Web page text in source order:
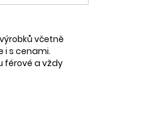
včetně
i s cenami.
férové a vždy